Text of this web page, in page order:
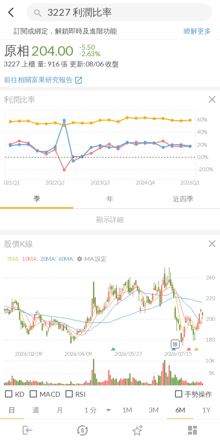
arrow_back_ios search
login dashboard
市場 登入
原相 204.00 -2.63%
訂閱或綁定，解鎖即時及進階功能
瞭解更多
原相 204.00 -5.50
-2.63%
3227 上櫃 量: 916張 更新:08/06 收盤
前往相關富果研究報告 open_in_new
利潤比率 close
顯示詳細
季 年 近四季
2021Q1 2022Q2 2023Q3 2024Q4 2026Q1
-20.0%
0.0%
20%
40%
60%
股價K線 close
日 週 月 1M 3M 6M 1Y
2026/02/09 2026/04/09 2026/05/27 2026/07/15
180
200
220
240
5K
10K
5MA: 10MA: 20MA: 60MA: settings MA 設定
除
KD MACD RSI 手勢操作
推薦卡片 消息面 財務報